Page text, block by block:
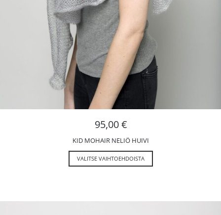
95,00€
KID MOHAIR NELIÖ HUIVI
VALITSE VAIHTOEHDOISTA